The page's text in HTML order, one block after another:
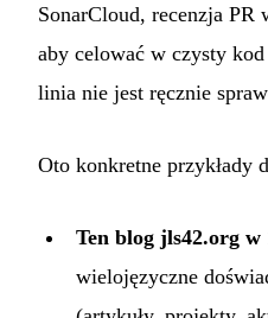
SonarCloud, recenzja PR
aby celować w czysty
linia nie jest ręcznie
Oto konkretne przykłady
Ten blog jls42.org w
wielojęzyczne